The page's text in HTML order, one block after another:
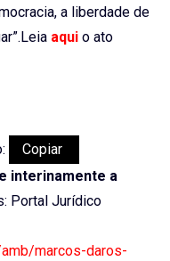
a liberdade de
aqui o ato
Copiar
interinamente a
Portal Jurídico
marcos-daros-